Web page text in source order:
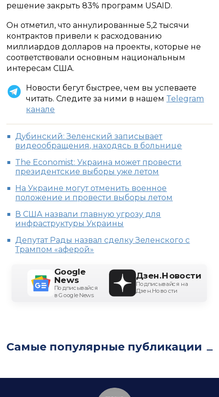
решение закрыть 83% программ USAID.
Он отметил, что аннулированные 5,2 тысячи
контрактов привели к расходованию
миллиардов долларов на проекты, которые не
соответствовали основным национальным
интересам США.
Новости бегут быстрее, чем вы успеваете
читать. Следите за ними в нашем Telegram
канале
Дубинский: Зеленский записывает
видеообращения, находясь в больнице
The Economist: Украина может провести
президентские выборы уже летом
На Украине могут отменить военное
положение и провести выборы летом
В США назвали главную угрозу для
инфраструктуры Украины
Депутат Рады назвал сделку Зеленского с
Трампом «аферой»
Google
News
Подписывайся
в Google News
Дзен.Новости
Подписывайся на
Дзен.Новости
Самые популярные публикации